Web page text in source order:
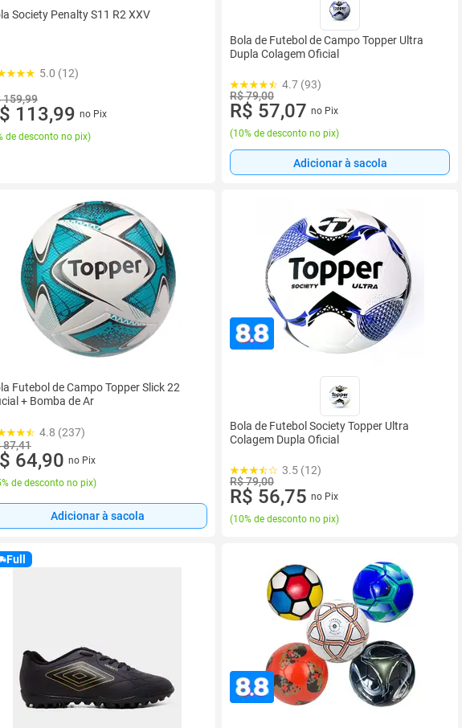
Society Penalty S11 R2 XXV
5.0 (12)
159,99
113,99 no Pix
de desconto no pix)
Bola de Futebol de Campo Topper Ultra
Dupla Colagem Oficial
4.7 (93)
R$ 79,00
R$ 57,07 no Pix
(10% de desconto no pix)
Adicionar à sacola
Futebol de Campo Topper Slick 22
+ Bomba de Ar
4.8 (237)
87,41
64,90 no Pix
de desconto no pix)
Adicionar à sacola
Bola de Futebol Society Topper Ultra
Colagem Dupla Oficial
3.5 (12)
R$ 79,00
R$ 56,75 no Pix
(10% de desconto no pix)
Full